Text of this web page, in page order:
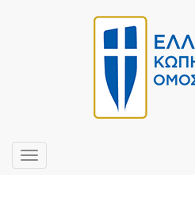
Toggle
navigation